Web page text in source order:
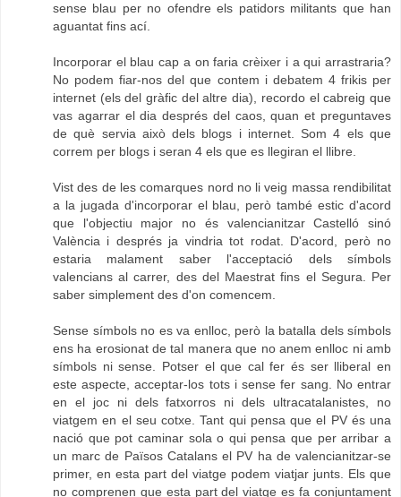
sense blau per no ofendre els patidors militants que han
aguantat fins ací.
Incorporar el blau cap a on faria crèixer i a qui arrastraria?
No podem fiar-nos del que contem i debatem 4 frikis per
internet (els del gràfic del altre dia), recordo el cabreig que
vas agarrar el dia després del caos, quan et preguntaves
de què servia això dels blogs i internet. Som 4 els que
correm per blogs i seran 4 els que es llegiran el llibre.
Vist des de les comarques nord no li veig massa rendibilitat
a la jugada d'incorporar el blau, però també estic d'acord
que l'objectiu major no és valencianitzar Castelló sinó
València i després ja vindria tot rodat. D'acord, però no
estaria malament saber l'acceptació dels símbols
valencians al carrer, des del Maestrat fins el Segura. Per
saber simplement des d'on comencem.
Sense símbols no es va enlloc, però la batalla dels símbols
ens ha erosionat de tal manera que no anem enlloc ni amb
símbols ni sense. Potser el que cal fer és ser lliberal en
este aspecte, acceptar-los tots i sense fer sang. No entrar
en el joc ni dels fatxorros ni dels ultracatalanistes, no
viatgem en el seu cotxe. Tant qui pensa que el PV és una
nació que pot caminar sola o qui pensa que per arribar a
un marc de Països Catalans el PV ha de valencianitzar-se
primer, en esta part del viatge podem viatjar junts. Els que
no comprenen que esta part del viatge es fa conjuntament